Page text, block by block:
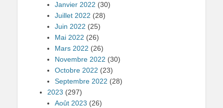
Janvier 2022 (30)
Juillet 2022 (28)
Juin 2022 (25)
Mai 2022 (26)
Mars 2022 (26)
Novembre 2022 (30)
Octobre 2022 (23)
Septembre 2022 (28)
2023 (297)
Août 2023 (26)